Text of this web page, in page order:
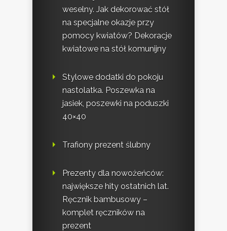
weselny. Jak dekorować stół
na specjalne okazje przy
pomocy kwiatów? Dekoracje
kwiatowe na stół komunijny
Stylowe dodatki do pokoju
nastolatka. Poszewka na
jasiek, poszewki na poduszki
40×40
Trafiony prezent ślubny
Prezenty dla nowożeńców:
największe hity ostatnich lat.
Ręcznik bambusowy –
komplet ręczników na
prezent